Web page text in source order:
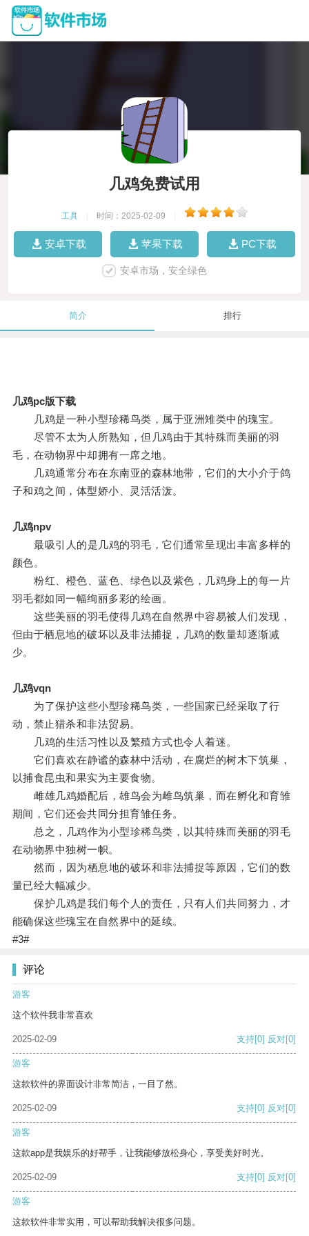
几鸡免费试用
工具 时间：2025-02-09
安卓下载 苹果下载 PC下载
安卓市场，安全绿色
简介 排行
几鸡pc版下载
几鸡是一种小型珍稀鸟类，属于亚洲雉类中的瑰宝。
尽管不太为人所熟知，但几鸡由于其特殊而美丽的羽
毛，在动物界中却拥有一席之地。
几鸡通常分布在东南亚的森林地带，它们的大小介于鸽
子和鸡之间，体型娇小、灵活活泼。
几鸡npv
最吸引人的是几鸡的羽毛，它们通常呈现出丰富多样的
颜色。
粉红、橙色、蓝色、绿色以及紫色，几鸡身上的每一片
羽毛都如同一幅绚丽多彩的绘画。
这些美丽的羽毛使得几鸡在自然界中容易被人们发现，
但由于栖息地的破坏以及非法捕捉，几鸡的数量却逐渐减
少。
几鸡vqn
为了保护这些小型珍稀鸟类，一些国家已经采取了行
动，禁止猎杀和非法贸易。
几鸡的生活习性以及繁殖方式也令人着迷。
它们喜欢在静谧的森林中活动，在腐烂的树木下筑巢，
以捕食昆虫和果实为主要食物。
雌雄几鸡婚配后，雄鸟会为雌鸟筑巢，而在孵化和育雏
期间，它们还会共同分担育雏任务。
总之，几鸡作为小型珍稀鸟类，以其特殊而美丽的羽毛
在动物界中独树一帜。
然而，因为栖息地的破坏和非法捕捉等原因，它们的数
量已经大幅减少。
保护几鸡是我们每个人的责任，只有人们共同努力，才
能确保这些瑰宝在自然界中的延续。
#3#
评论
游客
这个软件我非常喜欢
2025-02-09 支持[0] 反对[0]
游客
这款软件的界面设计非常简洁，一目了然。
2025-02-09 支持[0] 反对[0]
游客
这款app是我娱乐的好帮手，让我能够放松身心，享受美好时光。
2025-02-09 支持[0] 反对[0]
游客
这款软件非常实用，可以帮助我解决很多问题。